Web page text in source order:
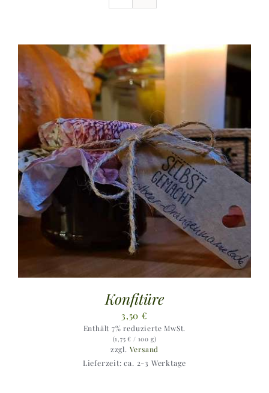
Anfahrt + Kontakt
Konfitüre
3,50€
Enthält 7% reduzierte MwSt.
(1,75€ / 100 g)
zzgl. Versand
Lieferzeit: ca. 2-3 Werktage